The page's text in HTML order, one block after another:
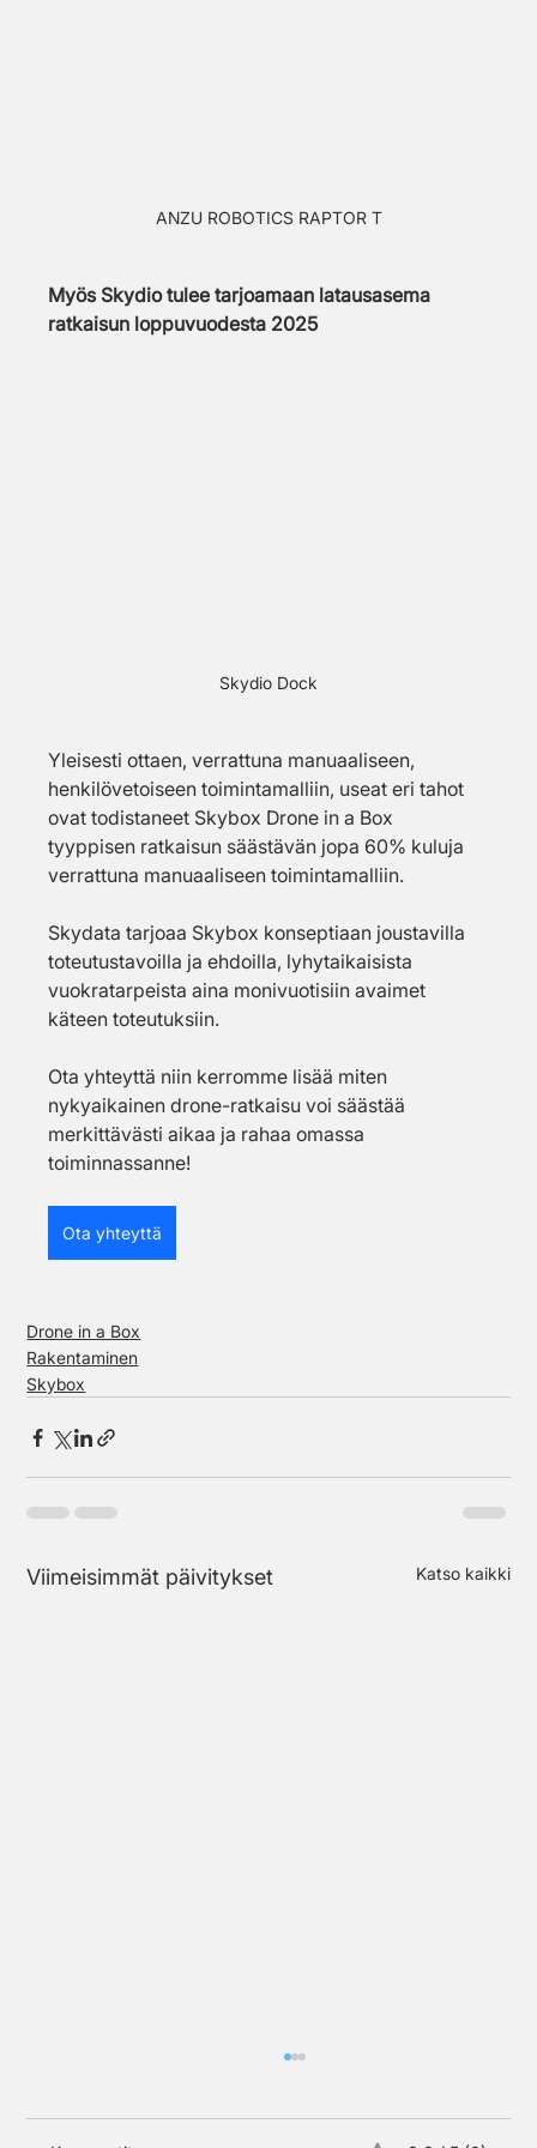
ANZU ROBOTICS RAPTOR T
Myös Skydio tulee tarjoamaan latausasema
ratkaisun loppuvuodesta 2025
Skydio Dock
Yleisesti ottaen, verrattuna manuaaliseen,
henkilövetoiseen toimintamalliin, useat eri tahot
ovat todistaneet Skybox Drone in a Box
tyyppisen ratkaisun säästävän jopa 60% kuluja
verrattuna manuaaliseen toimintamalliin.
Skydata tarjoaa Skybox konseptiaan joustavilla
toteutustavoilla ja ehdoilla, lyhytaikaisista
vuokratarpeista aina monivuotisiin avaimet
käteen toteutuksiin.
Ota yhteyttä niin kerromme lisää miten
nykyaikainen drone-ratkaisu voi säästää
merkittävästi aikaa ja rahaa omassa
toiminnassanne!
Ota yhteyttä
Drone in a Box
Rakentaminen
Skybox
Viimeisimmät päivitykset Katso kaikki